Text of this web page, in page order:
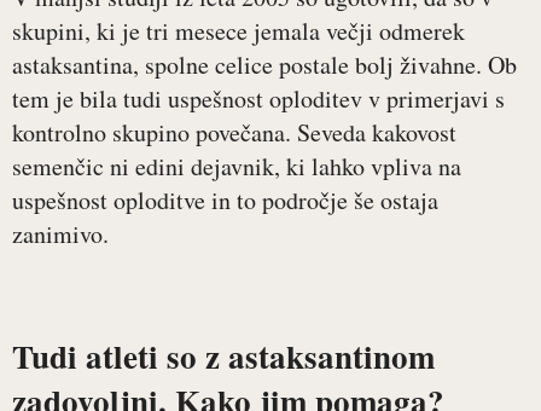
skupini, ki je tri mesece jemala večji odmerek
astaksantina, spolne celice postale bolj živahne. Ob
tem je bila tudi uspešnost oploditev v primerjavi s
kontrolno skupino povečana. Seveda kakovost
semenčic ni edini dejavnik, ki lahko vpliva na
uspešnost oploditve in to področje še ostaja
zanimivo.
Tudi atleti so z astaksantinom
zadovoljni. Kako jim pomaga?